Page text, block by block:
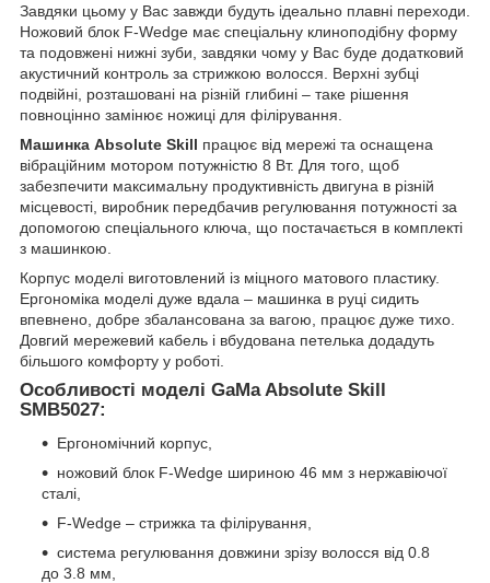
Завдяки цьому у Вас завжди будуть ідеально плавні переходи.
Ножовий блок F-Wedge має спеціальну клиноподібну форму
та подовжені нижні зуби, завдяки чому у Вас буде додатковий
акустичний контроль за стрижкою волосся. Верхні зубці
подвійні, розташовані на різній глибині – таке рішення
повноцінно замінює ножиці для філірування.
Машинка Absolute Skill працює від мережі та оснащена
вібраційним мотором потужністю 8 Вт. Для того, щоб
забезпечити максимальну продуктивність двигуна в різній
місцевості, виробник передбачив регулювання потужності за
допомогою спеціального ключа, що постачається в комплекті
з машинкою.
Корпус моделі виготовлений із міцного матового пластику.
Ергономіка моделі дуже вдала – машинка в руці сидить
впевнено, добре збалансована за вагою, працює дуже тихо.
Довгий мережевий кабель і вбудована петелька додадуть
більшого комфорту у роботі.
Особливості моделі GaMa Absolute Skill
SMB5027:
Ергономічний корпус,
ножовий блок F-Wedge шириною 46 мм з нержавіючої
сталі,
F-Wedge – стрижка та філірування,
система регулювання довжини зрізу волосся від 0.8
до 3.8 мм,